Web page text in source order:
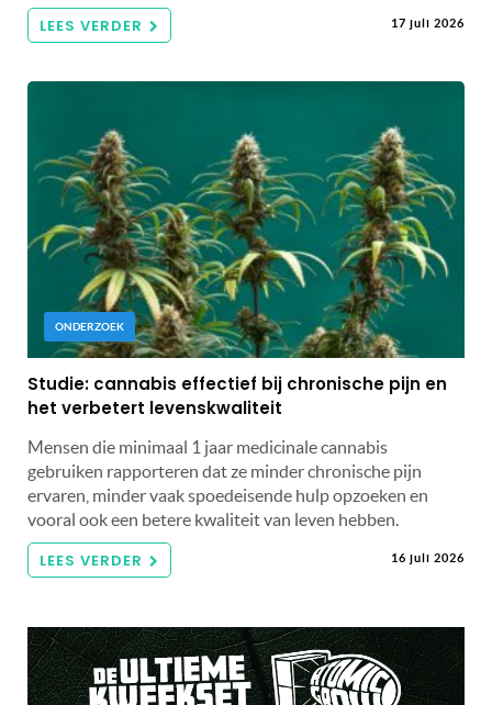
LEES VERDER 17 juli 2026
ONDERZOEK
Studie: cannabis effectief bij chronische pijn en
het verbetert levenskwaliteit
Mensen die minimaal 1 jaar medicinale cannabis
gebruiken rapporteren dat ze minder chronische pijn
ervaren, minder vaak spoedeisende hulp opzoeken en
vooral ook een betere kwaliteit van leven hebben.
LEES VERDER 16 juli 2026